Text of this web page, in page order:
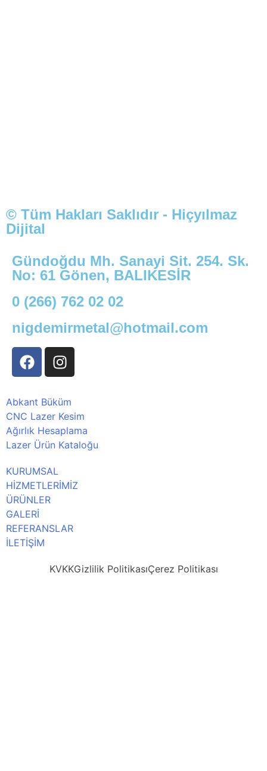
© Tüm Hakları Saklıdır - Hiçyılmaz
Dijital
Gündoğdu Mh. Sanayi Sit. 254. Sk.
No: 61 Gönen, BALIKESİR
0 (266) 762 02 02
nigdemirmetal@hotmail.com
Abkant Büküm
CNC Lazer Kesim
Ağırlık Hesaplama
Lazer Ürün Kataloğu
KURUMSAL
HİZMETLERİMİZ
ÜRÜNLER
GALERİ
REFERANSLAR
İLETİŞİM
KVKKGizlilik PolitikasıÇerez Politikası